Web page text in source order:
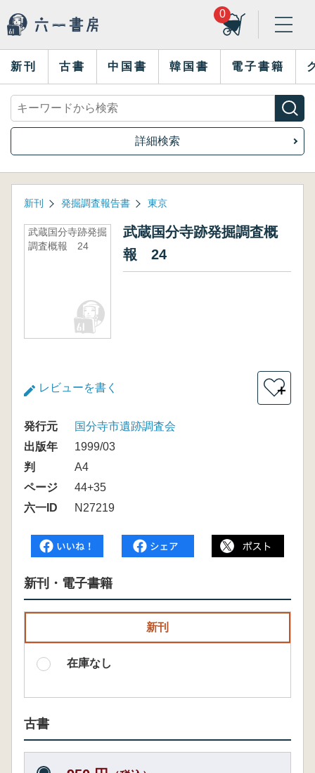
0
新刊 古書 中国書 韓国書 電子書籍
詳細検索
新刊 発掘調査報告書 東京
武蔵国分寺跡発掘
調査概報 24
武蔵国分寺跡発掘調査概
報 24
レビューを書く ＋
発行元
国分寺市遺跡調査会
出版年
1999/03
判
A4
ページ
44+35
六一ID
N27219
新刊・電子書籍
新刊
在庫なし
古書